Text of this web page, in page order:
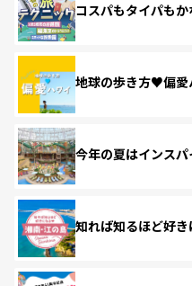
コスパもタイパも
地球の歩き方♥偏愛
今年の夏はインスパ
知れば知るほど好